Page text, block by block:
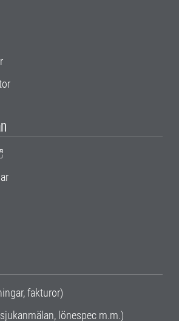
fakturor)
lönespec m.m.)